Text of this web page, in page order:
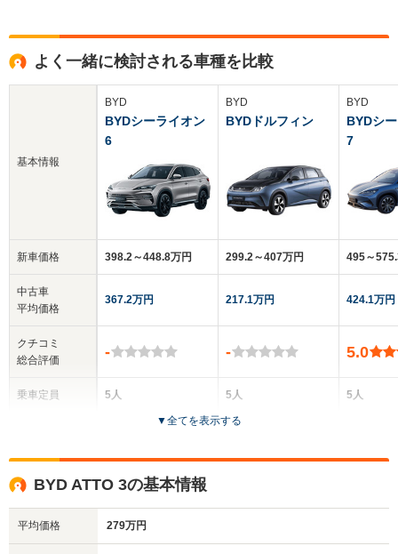
よく一緒に検討される車種を比較
基本情報
新車価格
中古車
平均価格
クチコミ
総合評価
乗車定員
BYD
BYDシーライオン
6
398.2～448.8万円
367.2万円
-
5人
全高
1.67m
BYD
BYDドルフィン
299.2～407万円
217.1万円
-
5人
5ドア
BYD
BYDシ
7
495～
424.1万円
5.0
5人
▼全てを表示する
BYD ATTO 3の基本情報
平均価格 279万円